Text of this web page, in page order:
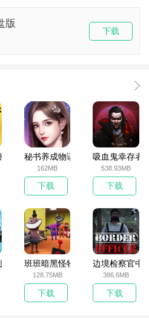
版
下载
破解版秘书养成物语
162MB
下载
吸血鬼幸存者
538.93MB
下载
产无敌版班班暗黑怪物生存挑战5
128.75MB
下载
边境检察官中
386.6MB
下载